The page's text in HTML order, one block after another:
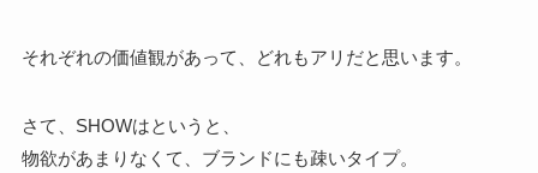
それぞれの価値観があって、どれもアリだと思います。
さて、SHOWはというと、
物欲があまりなくて、ブランドにも疎いタイプ。